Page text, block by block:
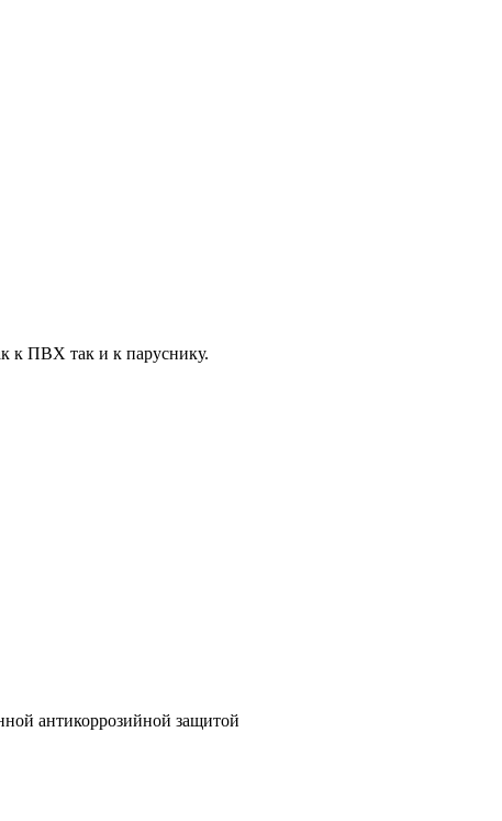
к ПВХ так и к паруснику.
антикоррозийной защитой